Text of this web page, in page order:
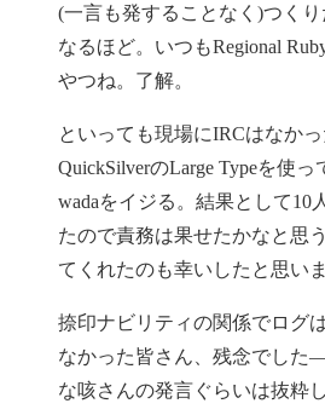
(一言も発することなく)つく
なるほど。いつもRegional
やつね。了解。
といっても現場にIRCはなか
QuickSilverのLarge Typeを使
wadaをイジる。結果として10
たので責務は果せたかなと思
てくれたのも幸いしたと思い
捺印ナビリティの関係でログ
なかった皆さん、残念でし
な咳さんの発言ぐらいは抜粋